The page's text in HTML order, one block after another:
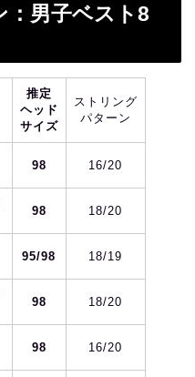
：男子ベスト8
推定
ヘッド
サイズ
ストリング
パターン
98 16/20
98 18/20
95/98 18/19
98 18/20
98 16/20